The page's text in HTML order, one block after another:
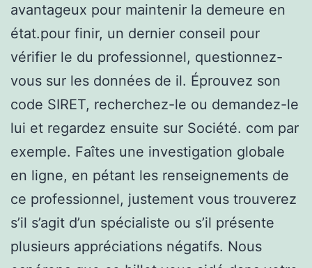
avantageux pour maintenir la demeure en
état.pour finir, un dernier conseil pour
vérifier le du professionnel, questionnez-
vous sur les données de il. Éprouvez son
code SIRET, recherchez-le ou demandez-le
lui et regardez ensuite sur Société. com par
exemple. Faîtes une investigation globale
en ligne, en pétant les renseignements de
ce professionnel, justement vous trouverez
s’il s’agit d’un spécialiste ou s’il présente
plusieurs appréciations négatifs. Nous